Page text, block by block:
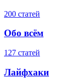
200 статей
Обо всём
127 статей
Лайфхаки